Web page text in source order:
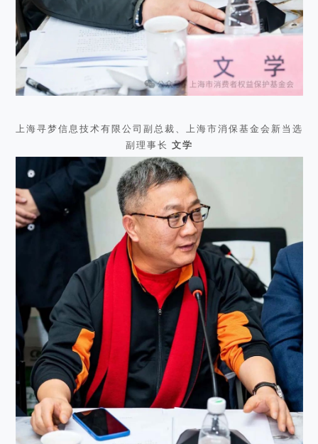
上海寻梦信息技术有限公司副总裁、上海市消保基金会新当选
副理事长 文学